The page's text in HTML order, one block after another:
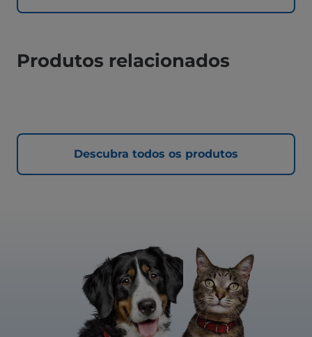
Produtos relacionados
Descubra todos os produtos